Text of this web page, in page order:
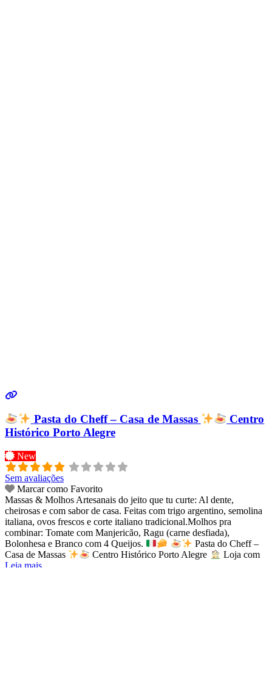
Pasta do Cheff – Casa de Massas
Centro
Histórico Porto Alegre
New
Sem avaliações
Marcar como Favorito
Massas & Molhos Artesanais do jeito que tu curte: Al dente,
cheirosas e com sabor de casa. Feitas com trigo argentino, semolina
italiana, ovos frescos e corte italiano tradicional.Molhos pra
combinar: Tomate com Manjericão, Ragu (carne desfiada),
Bolonhesa e Branco com 4 Queijos.
Pasta do Cheff –
Casa de Massas
Centro Histórico Porto Alegre
Loja com
Leia mais...